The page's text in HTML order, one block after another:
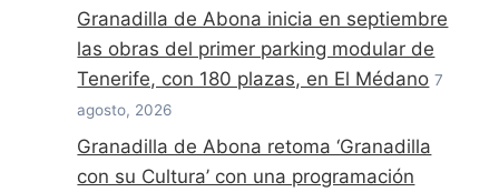
Granadilla de Abona inicia en septiembre
las obras del primer parking modular de
Tenerife, con 180 plazas, en El Médano 7
agosto, 2026
Granadilla de Abona retoma ‘Granadilla
con su Cultura’ con una programación